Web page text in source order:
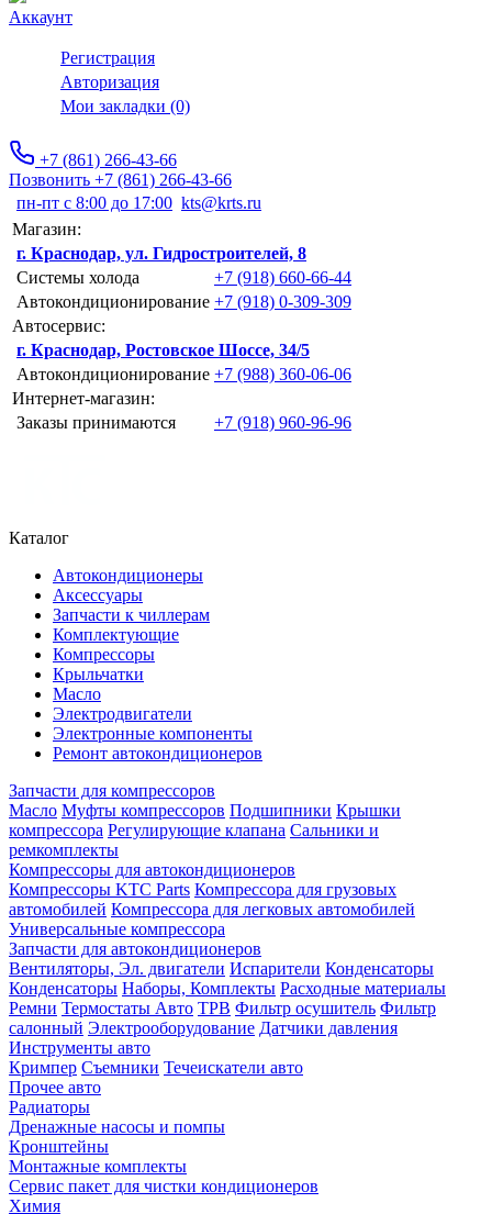
Аккаунт
Регистрация
Авторизация
Мои закладки (0)
+7 (861) 266-43-66
Позвонить +7 (861) 266-43-66
пн-пт с 8:00 до 17:00 kts@krts.ru
Магазин:
г. Краснодар, ул. Гидростроителей, 8
Системы холода
+7 (918) 660-66-44
Автокондиционирование +7 (918) 0-309-309
Автосервис:
г. Краснодар, Ростовское Шоссе, 34/5
Автокондиционирование +7 (988) 360-06-06
Интернет-магазин:
Заказы принимаются
+7 (918) 960-96-96
Каталог
Автокондиционеры
Аксессуары
Запчасти к чиллерам
Комплектующие
Компрессоры
Крыльчатки
Масло
Электродвигатели
Электронные компоненты
Ремонт автокондиционеров
Запчасти для компрессоров
Масло Муфты компрессоров Подшипники Крышки
компрессора Регулирующие клапана Сальники и
ремкомплекты
Компрессоры для автокондиционеров
Компрессоры KTC Parts Компрессора для грузовых
автомобилей Компрессора для легковых автомобилей
Универсальные компрессора
Запчасти для автокондиционеров
Вентиляторы, Эл. двигатели Испарители Конденсаторы
Конденсаторы Наборы, Комплекты Расходные материалы
Ремни Термостаты Авто ТРВ Фильтр осушитель Фильтр
салонный Электрооборудование Датчики давления
Инструменты авто
Кримпер Съемники Течеискатели авто
Прочее авто
Радиаторы
Дренажные насосы и помпы
Кронштейны
Монтажные комплекты
Сервис пакет для чистки кондиционеров
Химия